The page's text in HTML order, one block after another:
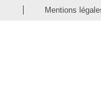
Mentions